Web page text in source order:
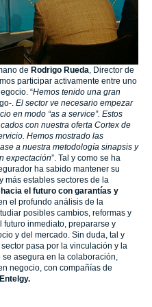
de Rodrigo Rueda, Director de
participar activamente entre uno
“Hemos tenido una gran
. El sector ve necesario empezar
en modo “as a service”. Estos
con nuestra oferta Cortex de
Hemos mostrado las
a nuestra metodología sinapsis y
expectación”. Tal y como se ha
ha sabido mantener su
más estables sectores de la
el futuro con garantías y
el profundo análisis de la
posibles cambios, reformas y
futuro inmediato, prepararse y
y del mercado. Sin duda, tal y
pasa por la vinculación y la
asegura en la colaboración,
negocio, con compañías de
Entelgy.